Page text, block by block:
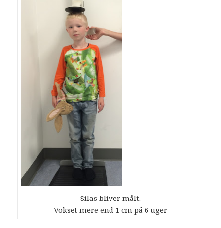
Silas bliver målt.
Vokset mere end 1 cm på 6 uger